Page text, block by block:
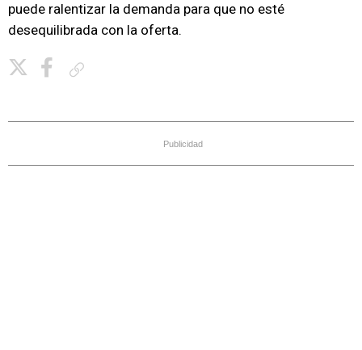
puede ralentizar la demanda para que no esté
desequilibrada con la oferta.
Publicidad